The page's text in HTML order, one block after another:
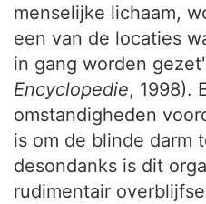
menselijke lichaam,
een van de locaties
in gang worden
Encyclopedie, 1998).
omstandigheden
is om de blinde darm
desondanks is dit
rudimentair